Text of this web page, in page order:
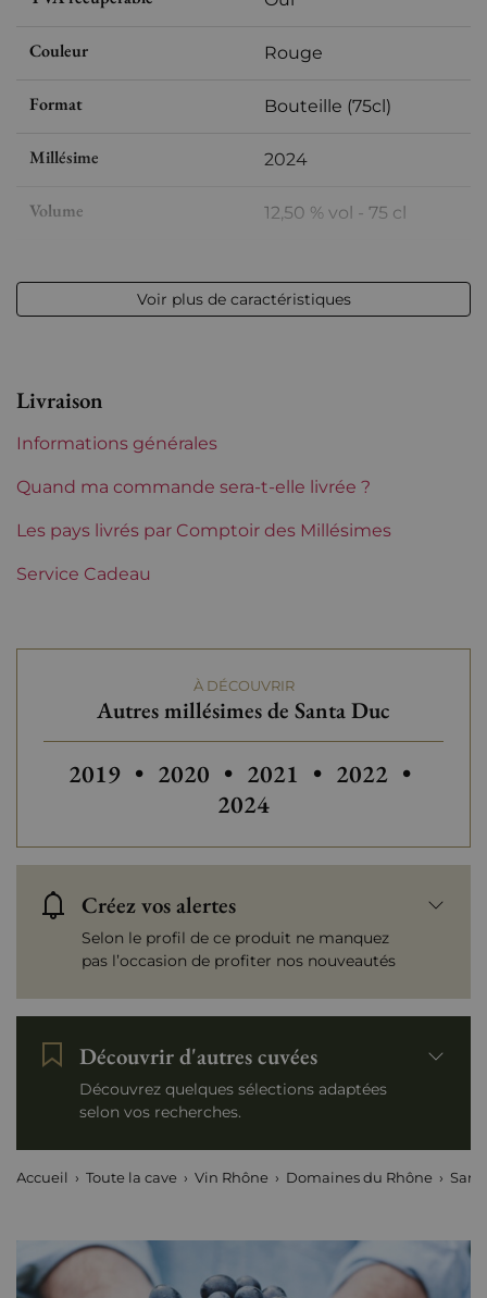
Couleur Rouge
Format Bouteille (75cl)
Millésime 2024
Volume 12,50 % vol - 75 cl
Niveau Parfait
Domaines du Rhône Santa Duc
Voir plus de caractéristiques
Livraison
Informations générales
Quand ma commande sera-t-elle livrée ?
Les pays livrés par Comptoir des Millésimes
Service Cadeau
À DÉCOUVRIR
Autres millésimes de Santa Duc
Autres millésimes de Santa Duc
2019 • 2020 • 2021 • 2022 •
2024
Créez vos alertes
Selon le profil de ce produit ne manquez
pas l’occasion de profiter nos nouveautés
Découvrir d'autres cuvées
Découvrez quelques sélections adaptées
selon vos recherches.
Accueil Toute la cave Vin Rhône Domaines du Rhône